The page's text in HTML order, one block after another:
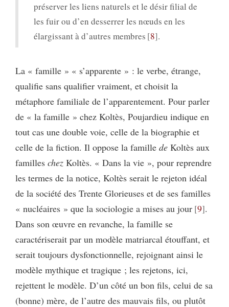
préserver les liens naturels et le désir filial de
les fuir ou d’en desserrer les nœuds en les
élargissant à d’autres membres 8 .
La « famille » « s’apparente » : le verbe, étrange,
qualifie sans qualifier vraiment, et choisit la
métaphore familiale de l’apparentement. Pour parler
de « la famille » chez Koltès, Poujardieu indique en
tout cas une double voie, celle de la biographie et
celle de la fiction. Il oppose la famille de Koltès aux
familles chez Koltès. « Dans la vie », pour reprendre
les termes de la notice, Koltès serait le rejeton idéal
de la société des Trente Glorieuses et de ses familles
« nucléaires » que la sociologie a mises au jour 9 .
Dans son œuvre en revanche, la famille se
caractériserait par un modèle matriarcal étouffant, et
serait toujours dysfonctionnelle, rejoignant ainsi le
modèle mythique et tragique ; les rejetons, ici,
rejettent le modèle. D’un côté un bon fils, celui de sa
(bonne) mère, de l’autre des mauvais fils, ou plutôt